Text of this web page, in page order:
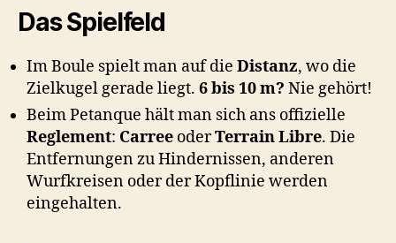
Das Spielfeld
Im Boule spielt man auf die Distanz, wo die
Zielkugel gerade liegt. 6 bis 10 m? Nie gehört!
Beim Petanque hält man sich ans offizielle
Reglement: Carree oderTerrain Libre. Die
Entfernungen zu Hindernissen, anderen
Wurfkreisen oder der Kopflinie werden
eingehalten.